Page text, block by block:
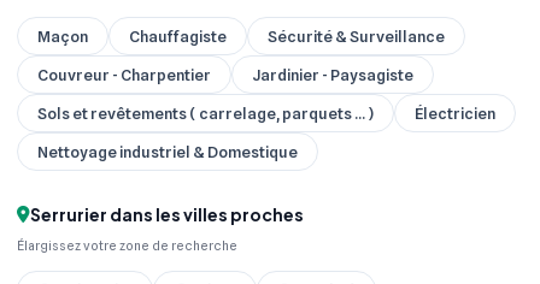
Maçon Chauffagiste
Sécurité & Surveillance
Couvreur - Charpentier
Jardinier - Paysagiste
Sols et revêtements ( carrelage, parquets ... )
Électricien
Nettoyage industriel & Domestique
Serrurier dans les villes proches
Élargissez votre zone de recherche